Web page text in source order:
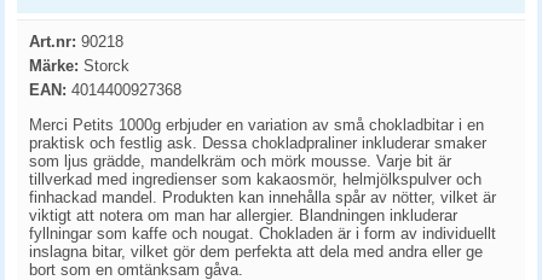
Art.nr: 90218
Märke: Storck
EAN: 4014400927368
Merci Petits 1000g erbjuder en variation av små chokladbitar i en
praktisk och festlig ask. Dessa chokladpraliner inkluderar smaker
som ljus grädde, mandelkräm och mörk mousse. Varje bit är
tillverkad med ingredienser som kakaosmör, helmjölkspulver och
finhackad mandel. Produkten kan innehålla spår av nötter, vilket är
viktigt att notera om man har allergier. Blandningen inkluderar
fyllningar som kaffe och nougat. Chokladen är i form av individuellt
inslagna bitar, vilket gör dem perfekta att dela med andra eller ge
bort som en omtänksam gåva.